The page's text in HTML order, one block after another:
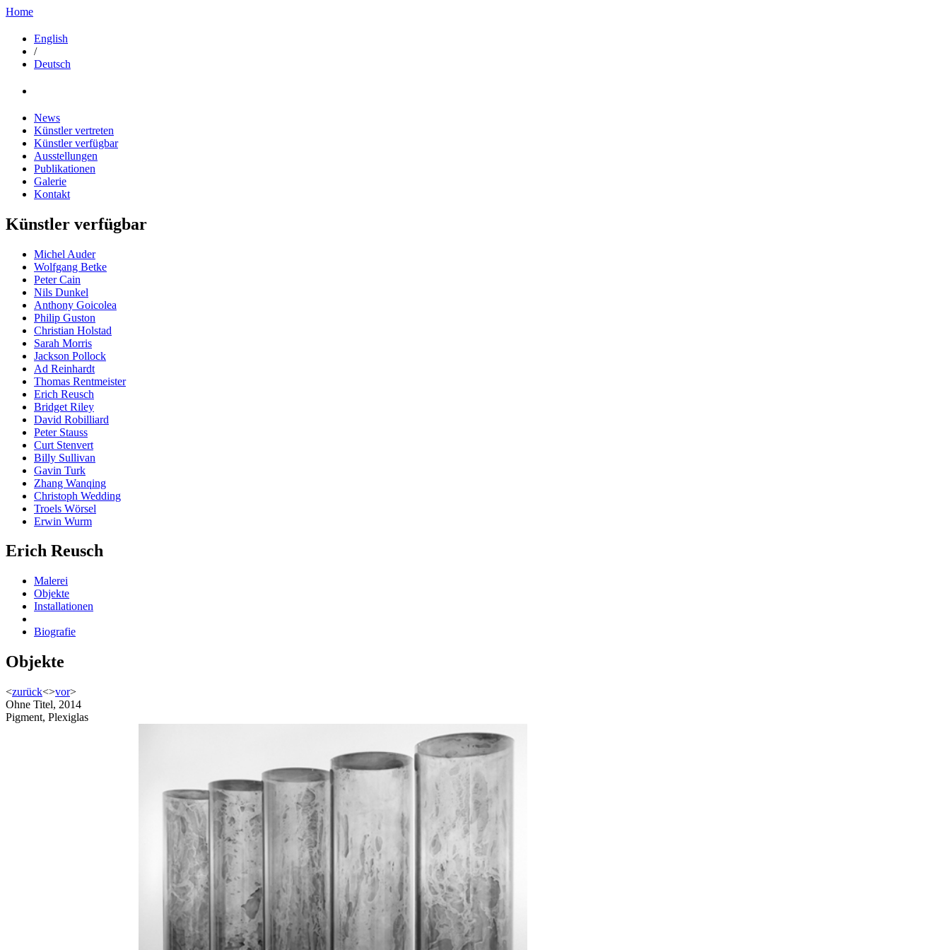
Home
English
/
Deutsch
News
Künstler vertreten
Künstler verfügbar
Ausstellungen
Publikationen
Galerie
Kontakt
Künstler verfügbar
Michel Auder
Wolfgang Betke
Peter Cain
Nils Dunkel
Anthony Goicolea
Philip Guston
Christian Holstad
Sarah Morris
Jackson Pollock
Ad Reinhardt
Thomas Rentmeister
Erich Reusch
Bridget Riley
David Robilliard
Peter Stauss
Curt Stenvert
Billy Sullivan
Gavin Turk
Zhang Wanqing
Christoph Wedding
Troels Wörsel
Erwin Wurm
Erich Reusch
Malerei
Objekte
Installationen
Biografie
Objekte
<zurück<>vor>
Ohne Titel, 2014
Pigment, Plexiglas